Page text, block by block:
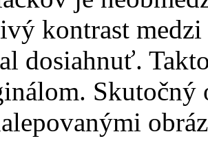
kontrast
dosiahnuť.
Skutočný